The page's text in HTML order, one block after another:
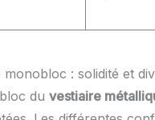
monobloc : solidité et
du vestiaire